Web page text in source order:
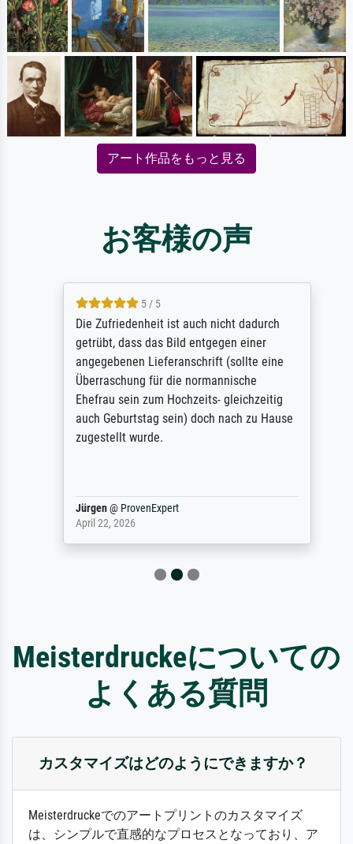
アート作品をもっと見る
お客様の声
5 / 5
Die Zufriedenheit ist auch nicht dadurch
getrübt, dass das Bild entgegen einer
angegebenen Lieferanschrift (sollte eine
Überraschung für die normannische
Ehefrau sein zum Hochzeits- gleichzeitig
auch Geburtstag sein) doch nach zu Hause
zugestellt wurde.
Jürgen@ProvenExpert
April 22, 2026
Meisterdruckeについての
よくある質問
カスタマイズはどのようにできますか？
Meisterdruckeでのアートプリントのカスタマイズ
は、シンプルで直感的なプロセスとなっており、ア